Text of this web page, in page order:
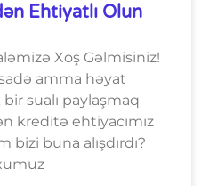
Ehtiyatlı Olun
Xoş Gəlmisiniz!
amma həyat
sualı paylaşmaq
kreditə ehtiyacımız
bizi buna alışdırdı?